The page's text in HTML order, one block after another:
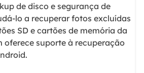
de disco e segurança de
lo a recuperar fotos excluídas
SD e cartões de memória da
oferece suporte à recuperação